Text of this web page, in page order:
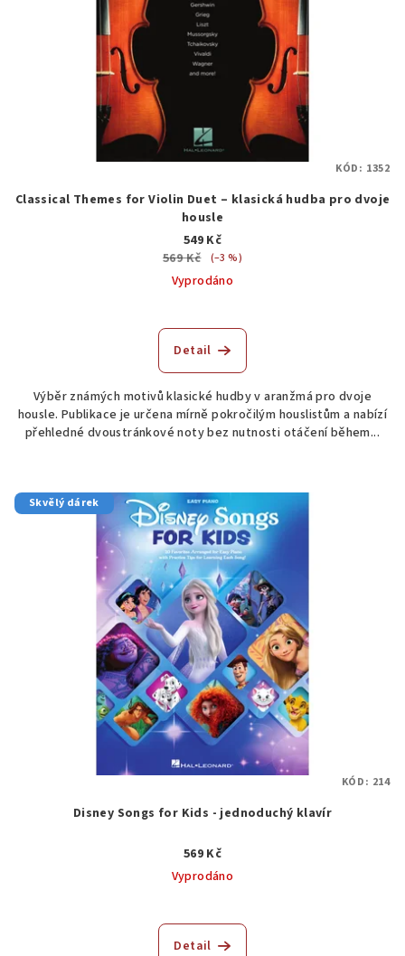
Classical Themes for Violin Duet – klasická hudba pro dvoje
housle
549 Kč
569 Kč
(–3 %)
Vyprodáno
Detail
Výběr známých motivů klasické hudby v aranžmá pro dvoje
housle. Publikace je určena mírně pokročilým houslistům a nabízí
přehledné dvoustránkové noty bez nutnosti otáčení během...
KÓD: 1352
Skvělý dárek
Disney Songs for Kids - jednoduchý klavír
569 Kč
Vyprodáno
hodnocení
produktu
Detail
KÓD: 214